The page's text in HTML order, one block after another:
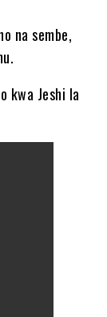
na sembe,
kwa Jeshi la